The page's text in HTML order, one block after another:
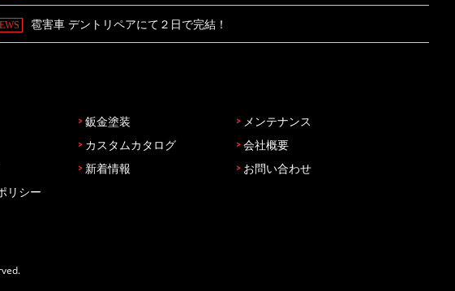
雹害車 デントリペアにて２日で完結！
>鈑金塗装 > メンテナンス
> カスタムカタログ >会社概要
> 新着情報 > お問い合わせ
リシー